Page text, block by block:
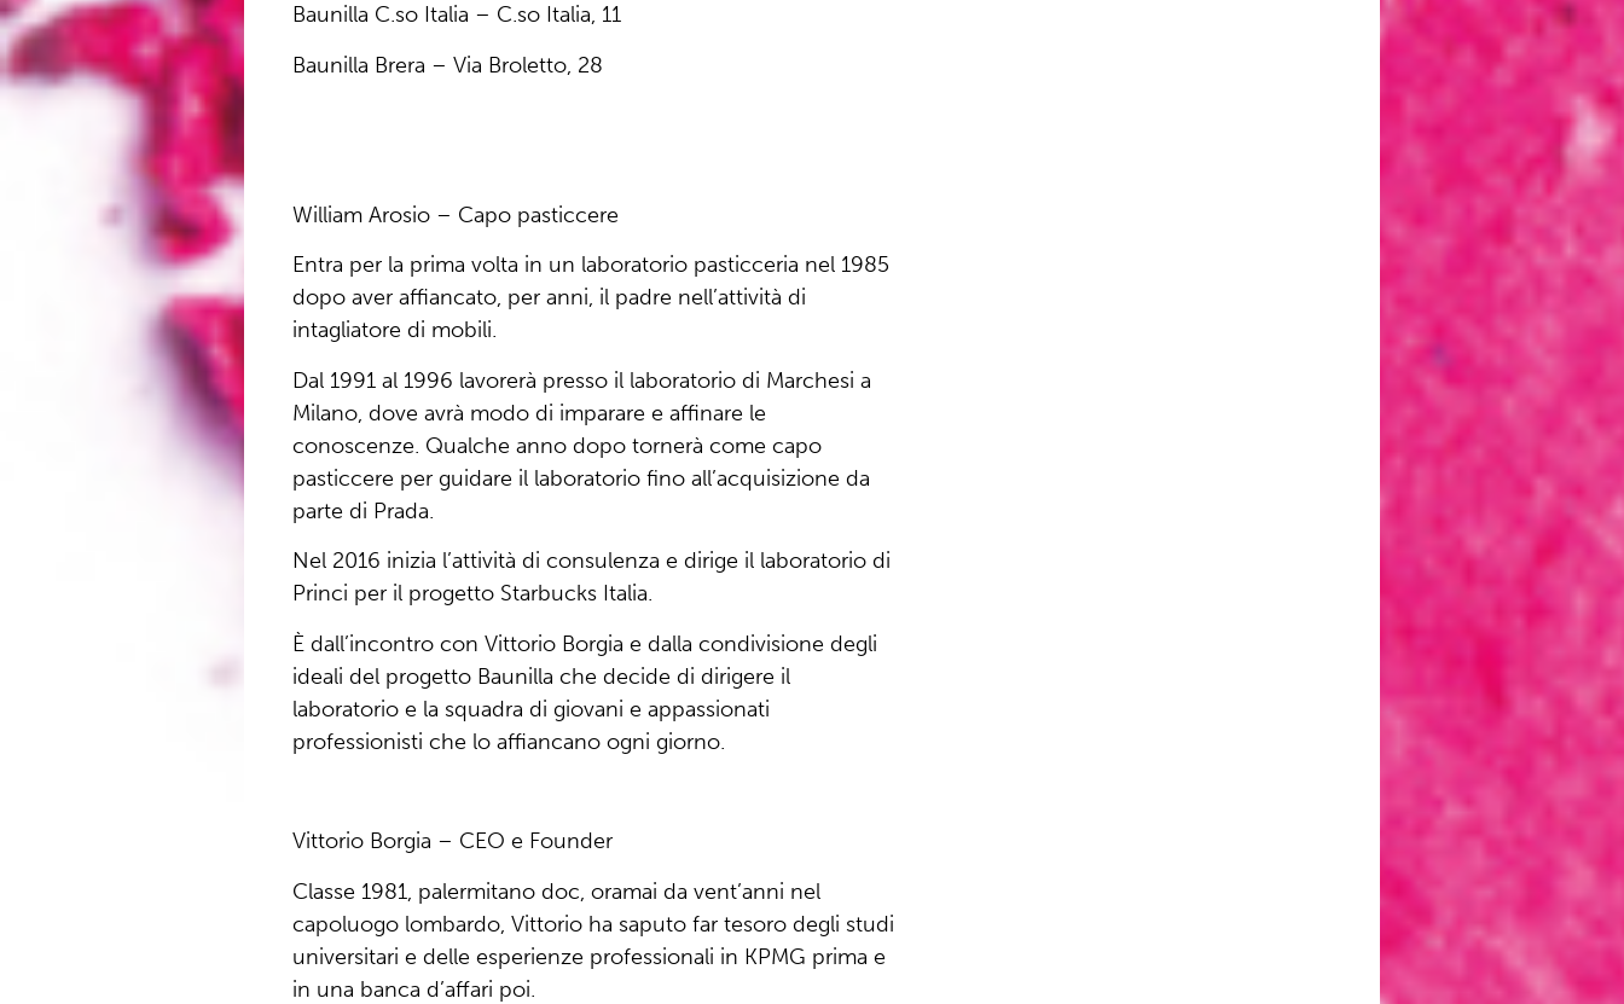
Baunilla C.so Italia – C.so Italia, 11
Baunilla Brera – Via Broletto, 28
William Arosio – Capo pasticcere
Entra per la prima volta in un laboratorio pasticceria nel 1985
dopo aver affiancato, per anni, il padre nell’attività di
intagliatore di mobili.
Dal 1991 al 1996 lavorerà presso il laboratorio di Marchesi a
Milano, dove avrà modo di imparare e affinare le
conoscenze. Qualche anno dopo tornerà come capo
pasticcere per guidare il laboratorio fino all’acquisizione da
parte di Prada.
Nel 2016 inizia l’attività di consulenza e dirige il laboratorio di
Princi per il progetto Starbucks Italia.
È dall’incontro con Vittorio Borgia e dalla condivisione degli
ideali del progetto Baunilla che decide di dirigere il
laboratorio e la squadra di giovani e appassionati
professionisti che lo affiancano ogni giorno.
Vittorio Borgia – CEO e Founder
Classe 1981, palermitano doc, oramai da vent’anni nel
capoluogo lombardo, Vittorio ha saputo far tesoro degli studi
universitari e delle esperienze professionali in KPMG prima e
in una banca d’affari poi.